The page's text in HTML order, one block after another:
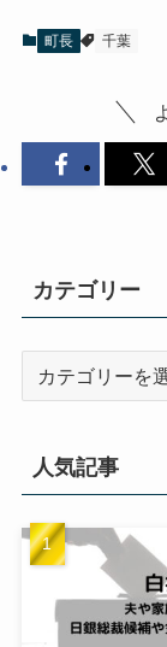
町長 千葉
カテゴリー
ー
人気記事